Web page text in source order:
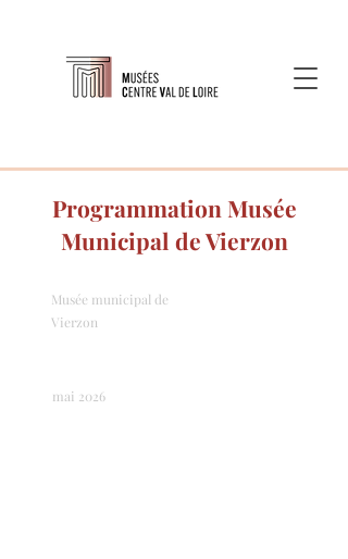
Programmation Musée
Municipal de Vierzon
Musée municipal de
Vierzon
mai 2026